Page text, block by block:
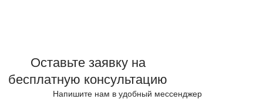
Оставьте заявку на
бесплатную консультацию
Напишите нам в удобный мессенджер